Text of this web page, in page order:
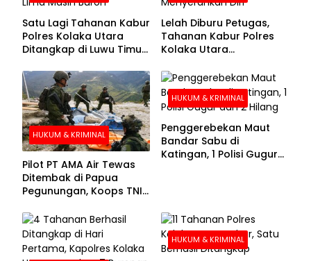
Satu Lagi Tahanan Kabur
Polres Kolaka Utara
Ditangkap di Luwu Timur,
Lelah Diburu Petugas,
Tahanan Kabur Polres
Kolaka Utara
HUKUM & KRIMINAL
Pilot PT AMA Air Tewas
Ditembak di Papua
Pegunungan, Koops TNI
Evakuasi Jenazah
Korban
HUKUM & KRIMINAL
Penggerebekan Maut
Bandar Sabu di
Katingan, 1 Polisi Gugur
HUKUM & KRIMINAL